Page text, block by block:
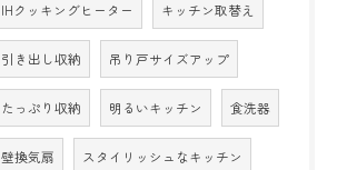
IHクッキングヒーター キッチン取替え
引き出し収納 吊り戸サイズアップ
たっぷり収納 明るいキッチン 食洗器
壁換気扇 スタイリッシュなキッチン